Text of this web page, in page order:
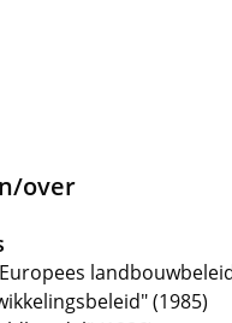
over
(1985)